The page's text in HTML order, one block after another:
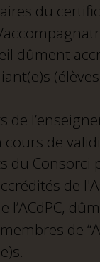
du
dûment
de
de
du Consorci
de
l’ACdPC,
de